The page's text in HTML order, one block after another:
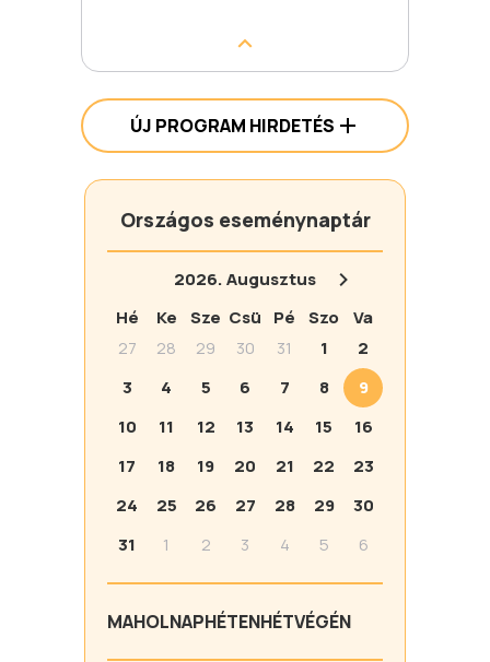
ÚJ PROGRAM HIRDETÉS
Országos eseménynaptár
2026.Augusztus
Hé
Ke Sze Csü Pé Szo
Va
27
28 29 30 31 1
2
3
4 5 6 7 8
9
10
11 12 13 14 15
16
17
18 19 20 21 22
23
24
25 26 27 28 29
30
31
1 2 3 4 5 6
MAHOLNAPHÉTENHÉTVÉGÉN